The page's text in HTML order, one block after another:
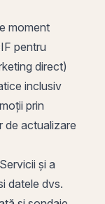
moment
pentru
direct)
inclusiv
prin
de actualizare
și a
datele dvs.